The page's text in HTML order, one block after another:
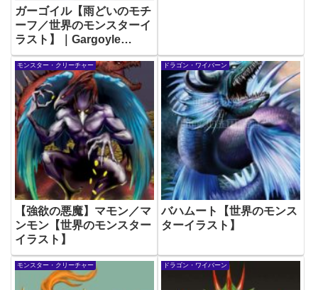
ガーゴイル【雨どいのモチ
ーフ／世界のモンスターイ
ラスト】｜Gargoyle
Monster illustration
モンスター・クリーチャー
【強欲の悪魔】マモン／マ
ンモン【世界のモンスター
イラスト】
ドラゴン・ワイバーン
バハムート【世界のモンス
ターイラスト】
モンスター・クリーチャー ドラゴン・ワイバーン